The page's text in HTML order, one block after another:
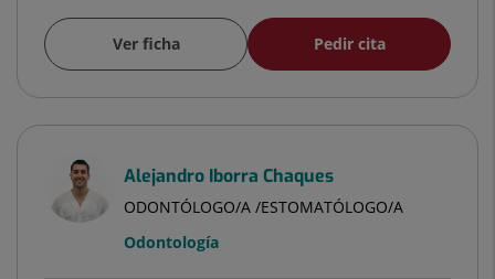
Ver ficha Pedir cita
Alejandro Iborra Chaques
ODONTÓLOGO/A /ESTOMATÓLOGO/A
Odontología